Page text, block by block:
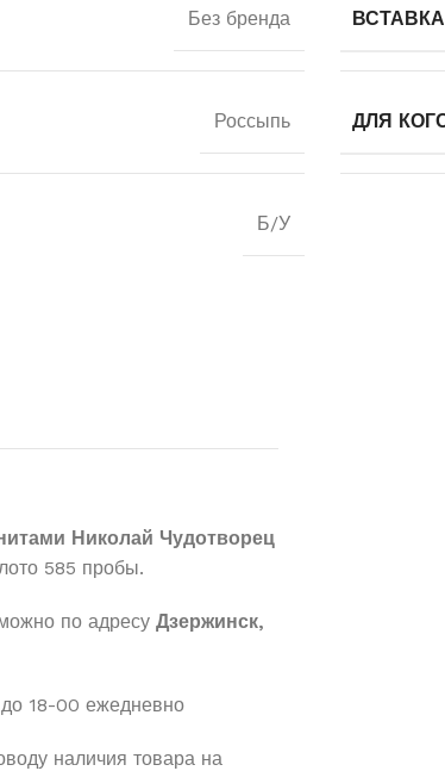
Без бренда ВСТАВКА
Россыпь ДЛЯ
Б/У
Николай Чудотворец
585 пробы.
по адресу Дзержинск,
18-00 ежедневно
наличия товара на